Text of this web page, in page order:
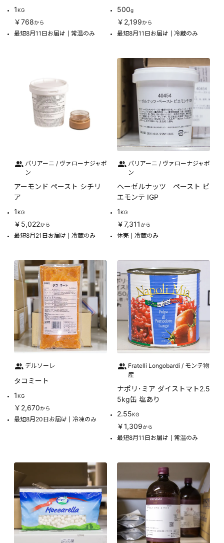
1KG
￥768から
最短8月11日お届け 常温のみ
500g
￥2,199から
最短8月11日お届け 冷蔵のみ
パリアーニ / ヴァローナジャポ
ン
アーモンド ペースト シチリ
ア
1KG
￥5,022から
最短8月21日お届け 冷蔵のみ
パリアーニ / ヴァローナジャポ
ン
ヘーゼルナッツ ペースト ピ
エモンテ IGP
1KG
￥7,311から
休売 冷蔵のみ
デルソーレ
タコミート
1KG
￥2,670から
最短8月20日お届け 冷凍のみ
Fratelli Longobardi / モンテ物
産
ナポリ･ミア ダイストマト2.5
5kg缶 塩あり
2.55KG
￥1,309から
最短8月11日お届け 常温のみ